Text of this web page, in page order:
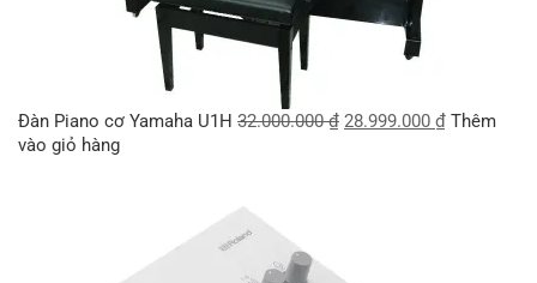
Đàn Piano cơ Yamaha U1H 32.000.000₫ 28.999.000 ₫ Thêm
vào giỏ hàng